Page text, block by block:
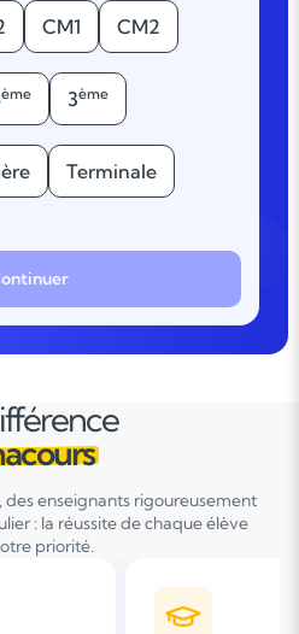
CM1 CM2
ème 3ème
Terminale
des enseignants rigoureusement
: la réussite de chaque élève
priorité.